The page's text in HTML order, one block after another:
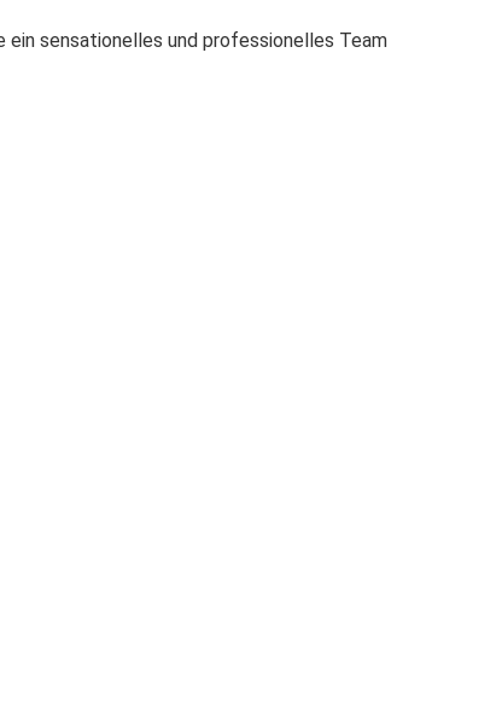
ein sensationelles und professionelles Team